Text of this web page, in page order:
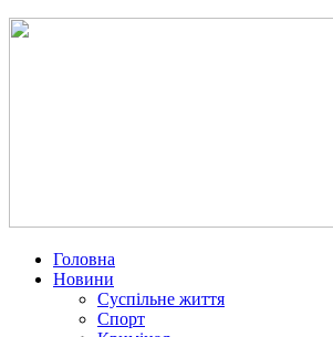
Головна
Новини
Суспільне життя
Спорт